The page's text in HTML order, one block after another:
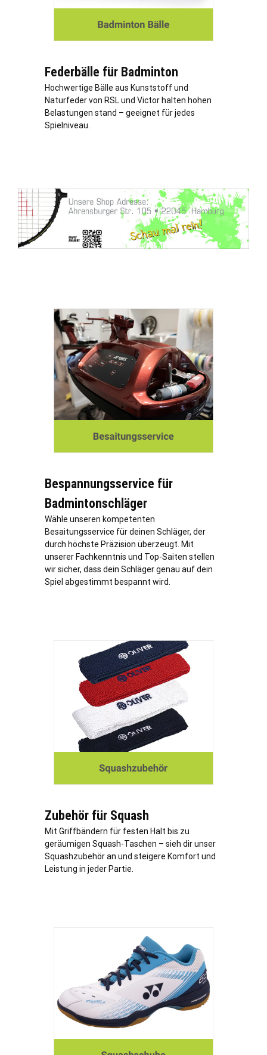
Federbälle für Badminton
Hochwertige Bälle aus Kunststoff und
Naturfeder von RSL und Victor halten hohen
Belastungen stand – geeignet für jedes
Spielniveau.
Bespannungsservice für
Badmintonschläger
Wähle unseren kompetenten
Besaitungsservice für deinen Schläger, der
durch höchste Präzision überzeugt. Mit
unserer Fachkenntnis und Top-Saiten stellen
wir sicher, dass dein Schläger genau auf dein
Spiel abgestimmt bespannt wird.
Zubehör für Squash
Mit Griffbändern für festen Halt bis zu
geräumigen Squash-Taschen – sieh dir unser
Squashzubehör an und steigere Komfort und
Leistung in jeder Partie.